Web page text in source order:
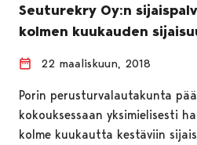
Seuturekry Oy:n
kolmen kuukauden
22 maaliskuun, 2018
Porin perusturvalautakunta
kokouksessaan yksimielisesti
kolme kuukautta kestäviin